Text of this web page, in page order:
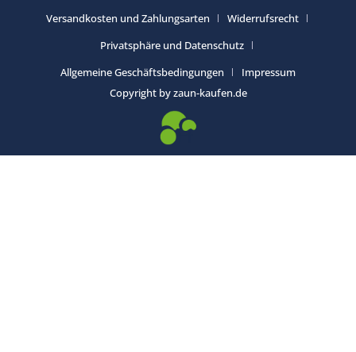
Versandkosten und Zahlungsarten
Widerrufsrecht
Privatsphäre und Datenschutz
Allgemeine Geschäftsbedingungen
Impressum
Copyright by zaun-kaufen.de